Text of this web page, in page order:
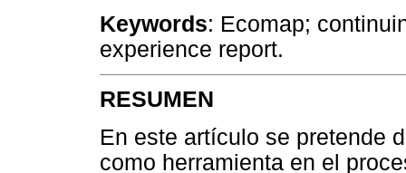
Keywords: Ecomap;
experience report.
RESUMEN
En este artículo se pretende
como herramienta en el